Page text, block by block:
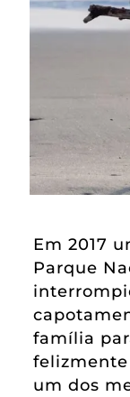
Em 2017
Parque
família
um dos